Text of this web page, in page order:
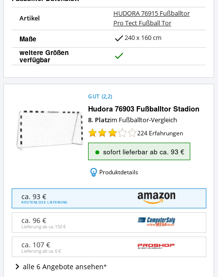
Artikel
HUDORA 76915 Fußballtor
Pro Tect Fußball Tor
Maße 240 x 160 cm
weitere Größen
verfügbar
Hudora 76903 Fußballtor Stadion
GUT (2,2)
8. Platzim Fußballtor-Vergleich
224 Erfahrungen
sofort lieferbar ab ca. 93 €
Produktdetails
Hudora
76903
Fußballtor
Stadion
Angebote:
Wo
dieses
Fußballtor
erhältlich?
ca. 93 €
KOSTENLOSE LIEFERUNG
ca. 96 €
Lieferung ab ca. 150 €
ca. 107 €
Lieferung ab ca.6 €
alle 6 Angebote ansehen